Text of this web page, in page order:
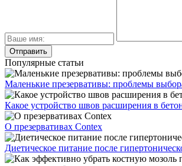
Популярные статьи
Маленькие презервативы: проблемы
Какое устройство швов расширения в
О презервативах Contex
Диетическое питание после